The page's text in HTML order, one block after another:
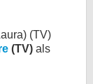
(TV)
(TV) als